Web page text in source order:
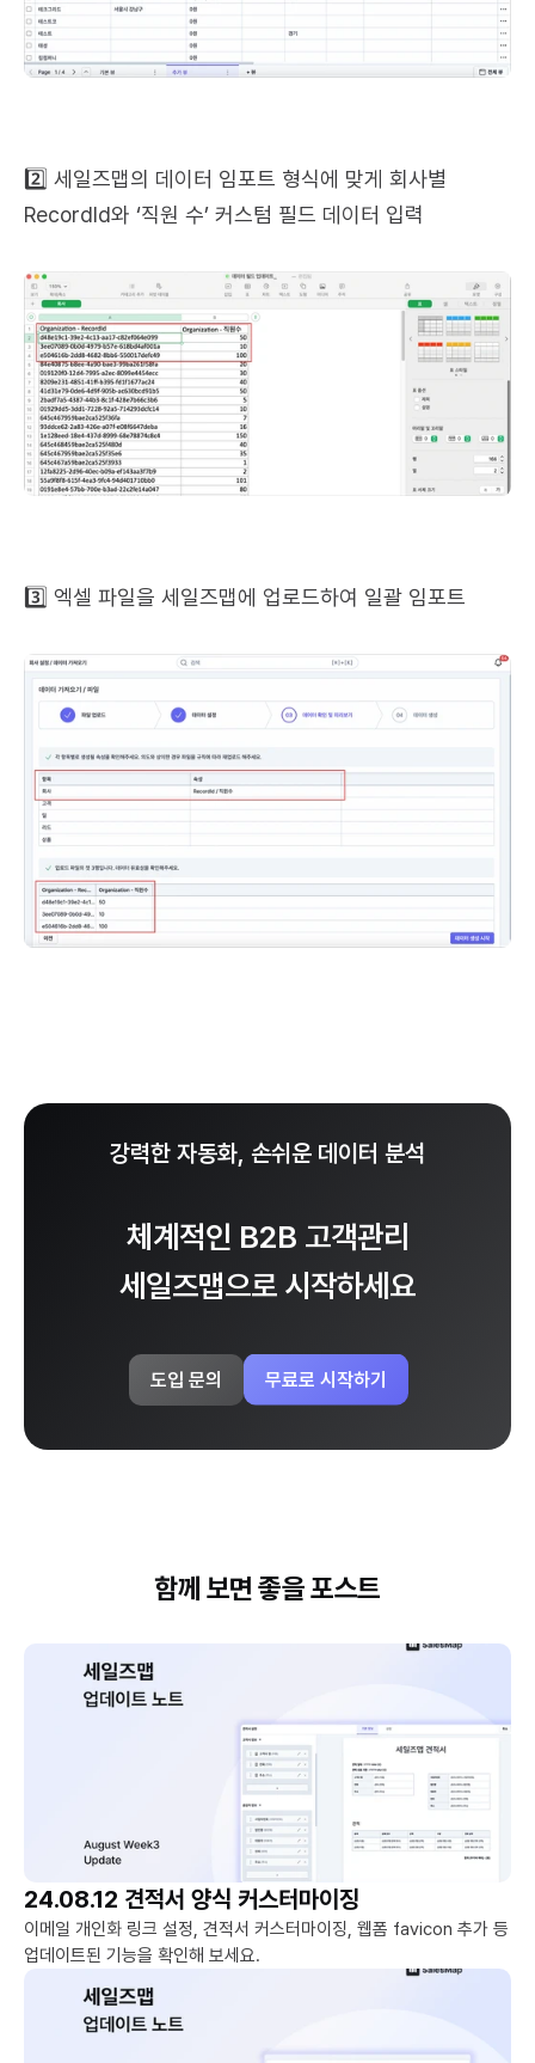
2️⃣ 세일즈맵의 데이터 임포트 형식에 맞게 회사별
RecordId와 ‘직원 수’ 커스텀 필드 데이터 입력
3️⃣ 엑셀 파일을 세일즈맵에 업로드하여 일괄 임포트
강력한 자동화, 손쉬운 데이터 분석
체계적인 B2B 고객관리
세일즈맵으로 시작하세요
도입 문의 무료로 시작하기
함께 보면 좋을 포스트
24.08.12 견적서 양식 커스터마이징
이메일 개인화 링크 설정, 견적서 커스터마이징, 웹폼 favicon 추가 등
업데이트된 기능을 확인해 보세요.